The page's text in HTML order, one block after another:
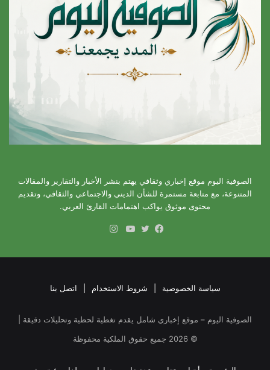
الصوفية اليوم موقع إخباري وثقافي يهتم بنشر الأخبار والتقارير والمقالات
المتنوعة، مع متابعة مستمرة للشأن الديني والاجتماعي والثقافي، وتقديم
محتوى موثوق يواكب اهتمامات القارئ العربي.
سياسة الخصوصية شروط الاستخدام اتصل بنا
الصوفية اليوم – موقع إخباري شامل يقدم تغطية لحظية وتحليلات دقيقة |
©
2026 جميع حقوق الملكية محفوظة